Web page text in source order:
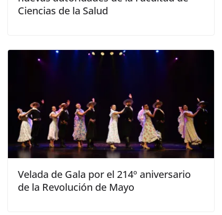
Ciencias de la Salud
Velada de Gala por el 214º aniversario
de la Revolución de Mayo